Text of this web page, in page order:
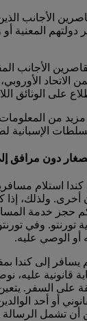
الأجانب
دولتهم المعنية
الأجانب
الاتحاد
على الوثائق
من
الإسبانية
دون مرافق
كندا استلام
ولذلك، إذا
حجز خدمة
تورنتو. وفي
أو الوصي عليه.
يسافر إلى كندا
قانونية عليه،
على السفر.
أو أحد
أن تشمل